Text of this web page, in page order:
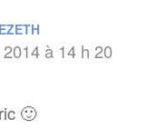
à 14 h 20
🙂